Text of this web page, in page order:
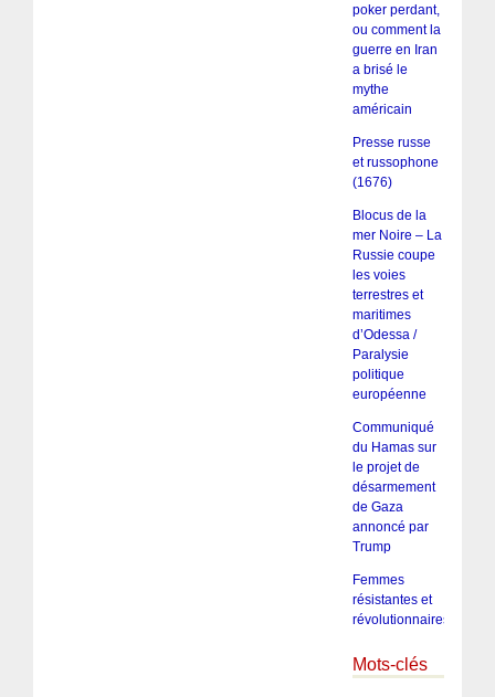
poker perdant,
ou comment la
guerre en Iran
a brisé le
mythe
américain
Presse russe
et russophone
(1676)
Blocus de la
mer Noire – La
Russie coupe
les voies
terrestres et
maritimes
d’Odessa /
Paralysie
politique
européenne
Communiqué
du Hamas sur
le projet de
désarmement
de Gaza
annoncé par
Trump
Femmes
résistantes et
révolutionnaires
Mots-clés